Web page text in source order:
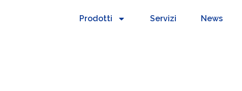
Prodotti Servizi News